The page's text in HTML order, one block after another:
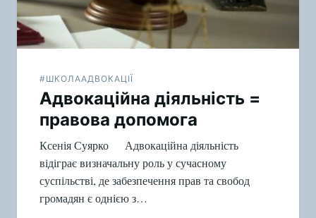
#ШКОЛААДВОКАЦІЇ
Адвокаційна діяльність =
правова допомога
Ксенія Суярко Адвокаційна діяльність
відіграє визначальну роль у сучасному
суспільстві, де забезпечення прав та свобод
громадян є однією з…